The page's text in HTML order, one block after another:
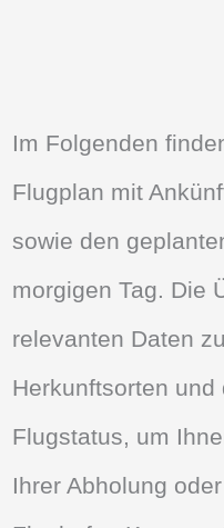
Im Folgenden
Flugplan mit
sowie den
morgigen Tag. Die
relevanten Daten
Herkunftsorten und
Flugstatus, um
Ihrer Abholung